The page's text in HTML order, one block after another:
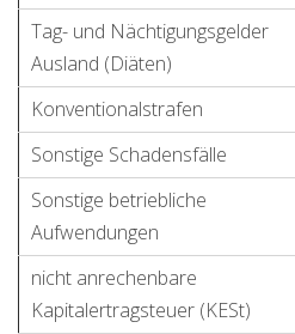
Tag- und Nächtigungsgelder
Ausland (Diäten)
Konventionalstrafen
Sonstige Schadensfälle
Sonstige betriebliche
Aufwendungen
nicht anrechenbare
Kapitalertragsteuer (KESt)